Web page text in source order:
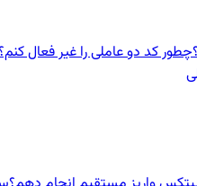
چطور کد دو عاملی را غیر فعال